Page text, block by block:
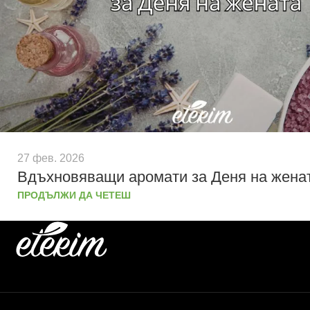
27 фев. 2026
Вдъхновяващи аромати за Деня на
ПРОДЪЛЖИ ДА ЧЕТЕШ